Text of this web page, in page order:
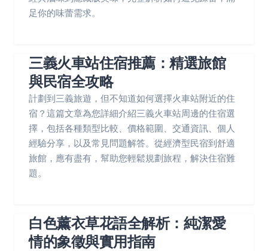
足你的味蕾需求。
三義火車站住宿推薦：精選旅館
與民宿全攻略
計劃到三義旅遊，但不知道如何選擇火車站附近的住
宿？這篇文章為您詳細介紹三義火車站周邊的住宿選
擇，包括各種類型比較、價格範圍、交通資訊、個人
經驗分享，以及常見問題解答。從經濟型民宿到舒適
旅館，應有盡有，幫助您輕鬆規劃旅程，解決住宿難
題。
白色薰衣草花語全解析：純潔愛
情的象徵與實用指南